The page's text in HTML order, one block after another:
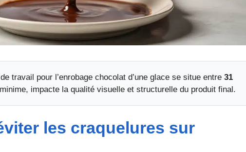
travail pour l’enrobage chocolat d’une glace se situe entre 31
impacte la qualité visuelle et structurelle du produit final.
les craquelures sur